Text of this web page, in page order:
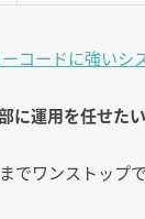
コードに強いシ
に運用を任せた
でワンストップ